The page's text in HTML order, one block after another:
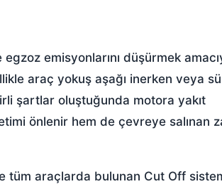
emisyonlarını düşürmek
araç yokuş aşağı inerken veya
şartlar oluştuğunda motora yakıt
önlenir hem de çevreye salınan
tüm araçlarda bulunan Cut Off